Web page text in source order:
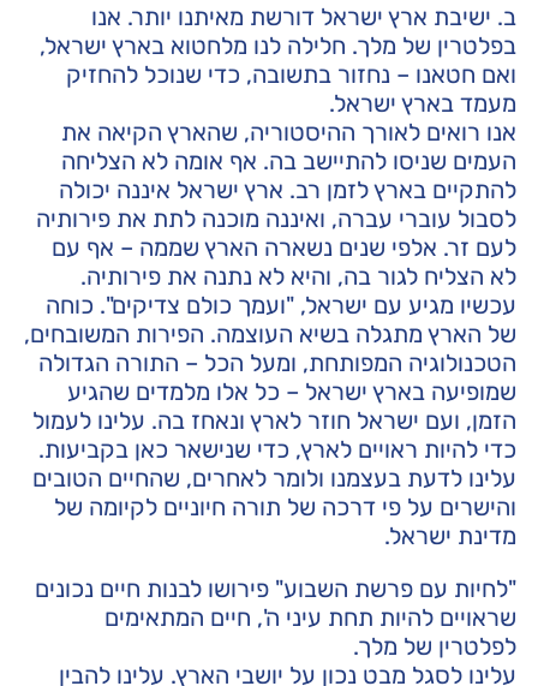
ב. ישיבת ארץ ישראל דורשת מאיתנו יותר. אנו
בפלטרין של מלך. חלילה לנו מלחטוא בארץ ישראל,
ואם חטאנו – נחזור בתשובה, כדי שנוכל להחזיק
מעמד בארץ ישראל.
אנו רואים לאורך ההיסטוריה, שהארץ הקיאה את
העמים שניסו להתיישב בה. אף אומה לא הצליחה
להתקיים בארץ לזמן רב. ארץ ישראל איננה יכולה
לסבול עוברי עברה, ואיננה מוכנה לתת את פירותיה
לעם זר. אלפי שנים נשארה הארץ שממה – אף עם
לא הצליח לגור בה, והיא לא נתנה את פירותיה.
עכשיו מגיע עם ישראל, "ועמך כולם צדיקים". כוחה
של הארץ מתגלה בשיא העוצמה. הפירות המשובחים,
הטכנולוגיה המפותחת, ומעל הכל – התורה הגדולה
שמופיעה בארץ ישראל – כל אלו מלמדים שהגיע
הזמן, ועם ישראל חוזר לארץ ונאחז בה. עלינו לעמול
כדי להיות ראויים לארץ, כדי שנישאר כאן בקביעות.
עלינו לדעת בעצמנו ולומר לאחרים, שהחיים הטובים
והישרים על פי דרכה של תורה חיוניים לקיומה של
מדינת ישראל.
"לחיות עם פרשת השבוע" פירושו לבנות חיים נכונים
שראויים להיות תחת עיני ה', חיים המתאימים
לפלטרין של מלך.
עלינו לסגל מבט נכון על יושבי הארץ. עלינו להבין